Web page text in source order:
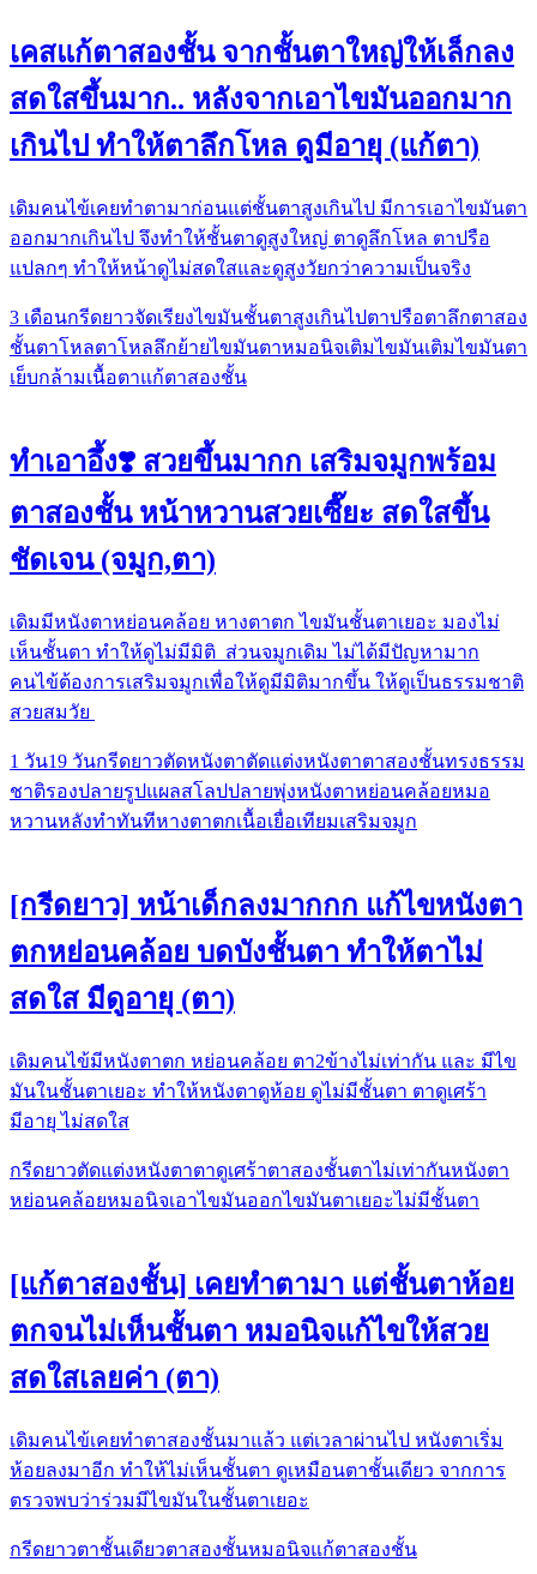
เคสแก้ตาสองชั้น จากชั้นตาใหญ่ให้เล็กลง
สดใสขึ้นมาก.. หลังจากเอาไขมันออกมาก
เกินไป ทำให้ตาลึกโหล ดูมีอายุ (แก้ตา)
เดิม​คนไข้เคยทำตามาก่อนแต่ชั้นตาสูงเกินไป มีการเอาไขมันตา
ออกมากเกินไป จึงทำให้ชั้นตาดูสูงใหญ่ ตาดูลึกโหล​ ตาปรือ​
แปลกๆ ทำให้หน้าดูไม่สดใสและดูสูงวัยกว่าความเป็นจริง
3 เดือนกรีดยาวจัดเรียงไขมันชั้นตาสูงเกินไปตาปรือตาลึกตาสอง
ชั้นตาโหลตาโหลลึกย้ายไขมันตาหมอนิจเติมไขมันเติมไขมันตา
เย็บกล้ามเนื้อตาแก้ตาสองชั้น
ทำเอาอึ้ง❣️ สวยขึ้นมากก เสริมจมูกพร้อม
ตาสองชั้น หน้าหวานสวยเซี๊ยะ สดใสขึ้น
ชัดเจน (จมูก,ตา)
เดิมมีหนังตาหย่อนคล้อย หางตาตก ไขมันชั้นตาเยอะ มองไม่
เห็นชั้นตา ทำให้ดูไม่มีมิติ ส่วนจมูกเดิม ไม่ได้มีปัญหามาก
คนไข้ต้องการเสริมจมูกเพื่อให้ดูมีมิติมากขึ้น ให้ดูเป็นธรรมชาติ
สวยสมวัย
1 วัน19 วันกรีดยาวตัดหนังตาตัดแต่งหนังตาตาสองชั้นทรงธรรม
ชาติรองปลายรูปแผลสโลปปลายพุ่งหนังตาหย่อนคล้อยหมอ
หวานหลังทำทันทีหางตาตกเนื้อเยื่อเทียมเสริมจมูก
[กรีดยาว] หน้าเด็กลงมากกก แก้ไขหนังตา
ตกหย่อนคล้อย บดบังชั้นตา ทำให้ตาไม่
สดใส มีดูอายุ (ตา)
เดิมคนไข้มีหนังตาตก หย่อนคล้อย​ ตา​2ข้าง​ไม่เท่ากัน​ และ มีไข
มันในชั้นตาเยอะ​ ทำให้หนังตาดูห้อย​ ดูไม่มีชั้นตา ตาดูเศร้า​
มีอายุ ไม่สดใส​
กรีดยาวตัดแต่งหนังตาตาดูเศร้าตาสองชั้นตาไม่เท่ากันหนังตา
หย่อนคล้อยหมอนิจเอาไขมันออกไขมันตาเยอะไม่มีชั้นตา
[แก้ตาสองชั้น] เคยทำตามา แต่ชั้นตาห้อย
ตกจนไม่เห็นชั้นตา หมอนิจแก้ไขให้สวย
สดใสเลยค่า (ตา)
เดิมคนไข้เคยทำตาสองชั้นมาแล้ว แต่เวลาผ่านไป หนังตาเริ่ม
ห้อยลงมาอีก ทำให้ไม่เห็นชั้นตา ดูเหมือนตาชั้นเดียว​ จากการ
ตรวจพบว่าร่วมมีไขมันในชั้นตาเยอะ​
กรีดยาวตาชั้นเดียวตาสองชั้นหมอนิจแก้ตาสองชั้น